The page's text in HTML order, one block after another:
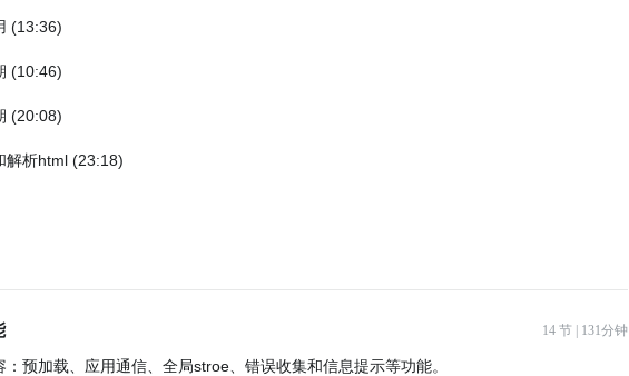
(13:36)
(10:46)
(20:08)
解析html (23:18)
14 节 | 131分钟
预加载、应用通信、全局stroe、错误收集和信息提示等功能。